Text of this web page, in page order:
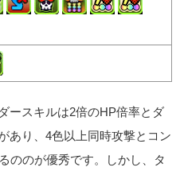
ースキルは2倍のHP倍率とダ
あり、4色以上同時攻撃とコン
ののが優秀です。しかし、タ